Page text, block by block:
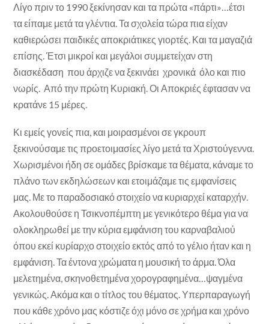
Λίγο πριν το 1990 ξεκίνησαν και τα πρώτα «πάρτι»…έτσι
τα είπαμε μετά τα γλέντια. Τα σχολεία τώρα πια είχαν
καθιερώσει παιδικές αποκριάτικες γιορτές. Και τα μαγαζιά
επίσης. Έτσι μικροί και μεγάλοι συμμετείχαν στη
διασκέδαση που άρχιζε να ξεκινάει χρονικά όλο και πιο
νωρίς. Από την πρώτη Κυριακή. Οι Αποκριές έφτασαν να
κρατάνε 15 μέρες.
Κι εμείς γονείς πια, και μοιρασμένοι σε γκρουπ
ξεκινούσαμε τις προετοιμασίες λίγο μετά τα Χριστούγεννα.
Χωρισμένοι ήδη σε ομάδες βρίσκαμε τα θέματα, κάναμε το
πλάνο των εκδηλώσεων και ετοιμάζαμε τις εμφανίσεις
μας. Με το παραδοσιακό στοιχείο να κυριαρχεί καταρχήν.
Ακολουθούσε η Τσικνοπέμπτη με γενικότερο θέμα για να
ολοκληρωθεί με την κύρια εμφάνιση του καρναβαλιού
όπου εκεί κυρίαρχο στοιχείο εκτός από το γέλιο ήταν και η
εμφάνιση. Τα έντονα χρώματα η μουσική το άρμα. Όλα
μελετημένα, σκηνοθετημένα χορογραφημένα…ψαγμένα
γενικώς. Ακόμα και ο τίτλος του θέματος. Υπερπαραγωγή
που κάθε χρόνο μας κόστιζε όχι μόνο σε χρήμα και χρόνο